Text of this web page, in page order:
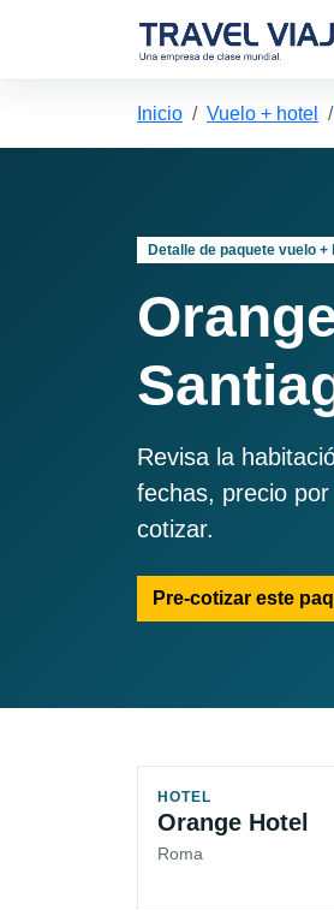
Inicio Vuelo + hotel
Detalle de paquete vuelo +
Revisa la
fechas, precio
cotizar.
Pre-cotizar este
HOTEL
Orange Hotel
Roma